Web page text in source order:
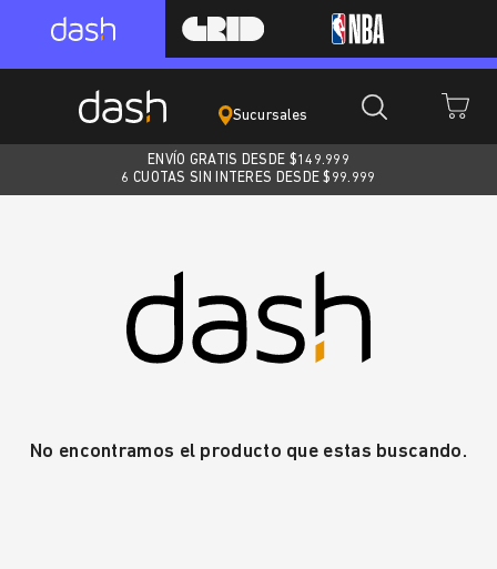
Sucursales
ENVÍO GRATIS DESDE $149.999
6 CUOTAS SIN INTERES DESDE $99.999
No encontramos el producto que estas buscando.